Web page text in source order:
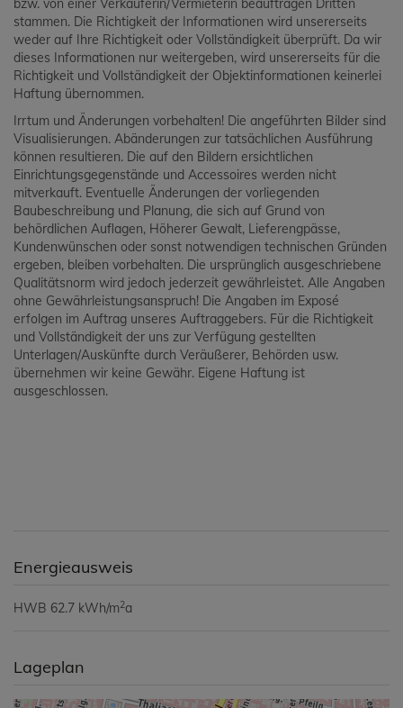
bzw. von einer Verkäuferin/Vermieterin beauftragen Dritten
stammen. Die Richtigkeit der Informationen wird unsererseits
weder auf Ihre Richtigkeit oder Vollständigkeit überprüft. Da wir
dieses Informationen nur weitergeben, wird unsererseits für die
Richtigkeit und Vollständigkeit der Objektinformationen keinerlei
Haftung übernommen.
Irrtum und Änderungen vorbehalten! Die angeführten Bilder sind
Visualisierungen. Abänderungen zur tatsächlichen Ausführung
können resultieren. Die auf den Bildern ersichtlichen
Einrichtungsgegenstände und Accessoires werden nicht
mitverkauft. Eventuelle Änderungen der vorliegenden
Baubeschreibung und Planung, die sich auf Grund von
behördlichen Auflagen, Höherer Gewalt, Lieferengpässe,
Kundenwünschen oder sonst notwendigen technischen Gründen
ergeben, bleiben vorbehalten. Die ursprünglich ausgeschriebene
Qualitätsnorm wird jedoch jederzeit gewährleistet. Alle Angaben
ohne Gewährleistungsanspruch! Die Angaben im Exposé
erfolgen im Auftrag unseres Auftraggebers. Für die Richtigkeit
und Vollständigkeit der uns zur Verfügung gestellten
Unterlagen/Auskünfte durch Veräußerer, Behörden usw.
übernehmen wir keine Gewähr. Eigene Haftung ist
ausgeschlossen.
Energieausweis
HWB 62.7 kWh/m2a
Lageplan